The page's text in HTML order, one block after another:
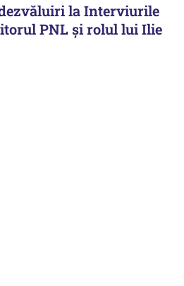
la Interviurile
PNL și rolul lui Ilie